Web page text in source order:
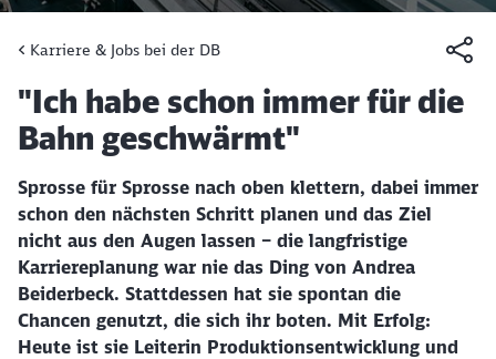
Karriere & Jobs bei der DB
Artikel:
"Ich habe schon immer für die
Bahn geschwärmt"
Sprosse für Sprosse nach oben klettern, dabei immer
schon den nächsten Schritt planen und das Ziel
nicht aus den Augen lassen – die langfristige
Karriereplanung war nie das Ding von Andrea
Beiderbeck. Stattdessen hat sie spontan die
Chancen genutzt, die sich ihr boten. Mit Erfolg:
Heute ist sie Leiterin Produktionsentwicklung und